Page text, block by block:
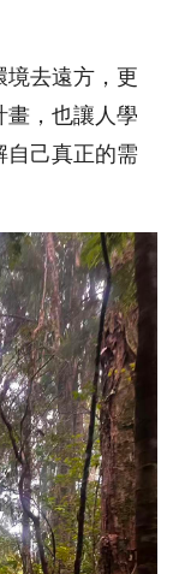
境去遠方，更
畫，也讓人學
自己真正的需